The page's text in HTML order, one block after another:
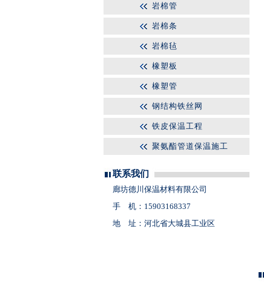
岩棉管
岩棉条
岩棉毡
橡塑板
橡塑管
钢结构铁丝网
铁皮保温工程
聚氨酯管道保温施工
联系我们
廊坊德川保温材料有限公司
手 机：15903168337
地 址：河北省大城县工业区